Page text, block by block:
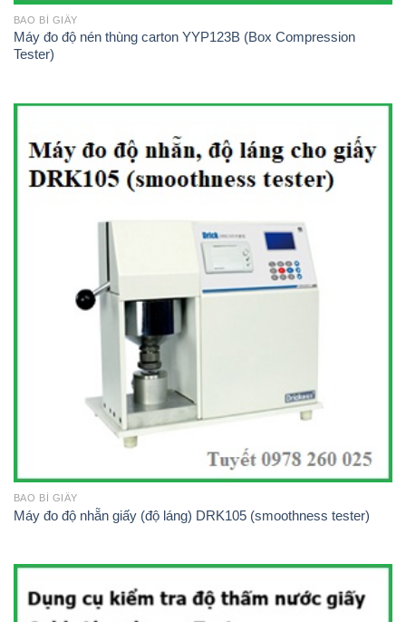
BAO BÌ GIẤY
Máy đo độ nén thùng carton YYP123B (Box Compression
Tester)
BAO BÌ GIẤY
Máy đo độ nhẵn giấy (độ láng) DRK105 (smoothness tester)